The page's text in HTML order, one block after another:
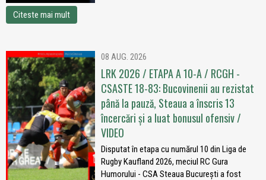
Citeste mai mult
08 AUG. 2026
LRK 2026 / ETAPA A 10-A / RCGH -
CSASTE 18-83: Bucovinenii au rezistat
până la pauză, Steaua a înscris 13
încercări și a luat bonusul ofensiv /
VIDEO
Disputat în etapa cu numărul 10 din Liga de
Rugby Kaufland 2026, meciul RC Gura
Humorului - CSA Steaua București a fost